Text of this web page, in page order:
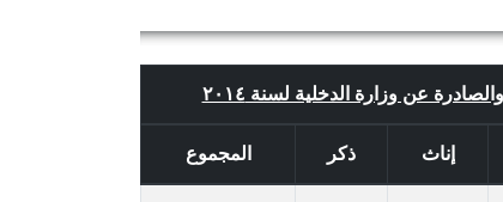
عن وزارة الدخلية لسنة ٢٠١٤
إناث ذكر المجموع